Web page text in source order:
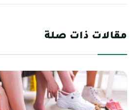
مقالات ذات صلة